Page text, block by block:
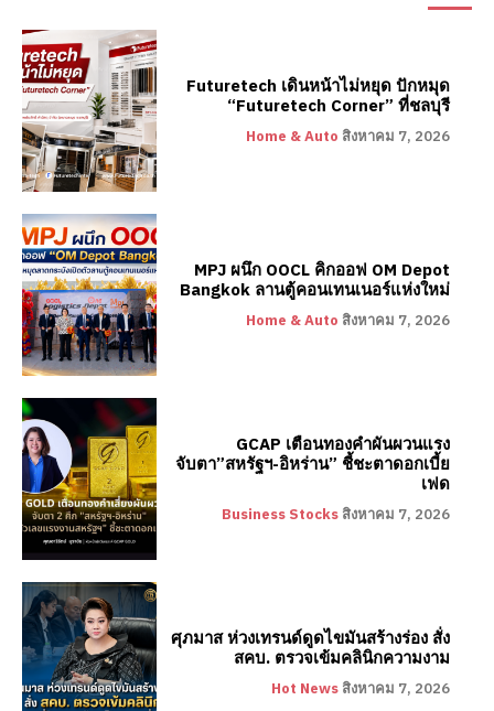
Futuretech เดินหน้าไม่หยุด ปักหมุด
“Futuretech Corner” ที่ชลบุรี
Home & Auto สิงหาคม 7, 2026
MPJ ผนึก OOCL คิกออฟ OM Depot
Bangkok ลานตู้คอนเทนเนอร์แห่งใหม่
Home & Auto สิงหาคม 7, 2026
GCAP เตือนทองคำผันผวนแรง
จับตา”สหรัฐฯ-อิหร่าน” ชี้ชะตาดอกเบี้ย
เฟด
Business Stocks สิงหาคม 7, 2026
ศุภมาส ห่วงเทรนด์ดูดไขมันสร้างร่อง สั่ง
สคบ. ตรวจเข้มคลินิกความงาม
Hot News สิงหาคม 7, 2026